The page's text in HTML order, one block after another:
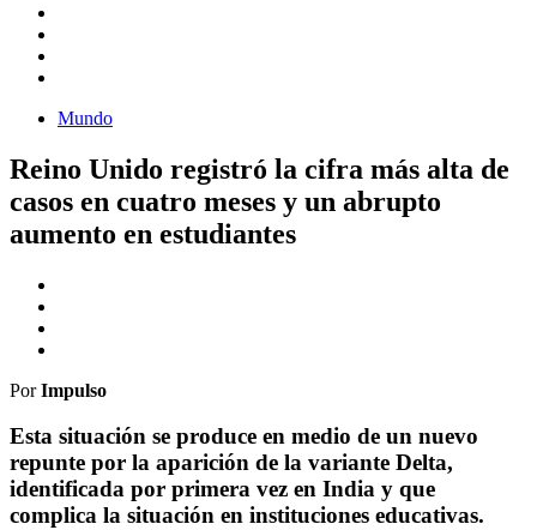
Mundo
Reino Unido registró la cifra más alta de
casos en cuatro meses y un abrupto
aumento en estudiantes
PorImpulso
Esta situación se produce en medio de un nuevo
repunte por la aparición de la variante Delta,
identificada por primera vez en India y que
complica la situación en instituciones educativas.